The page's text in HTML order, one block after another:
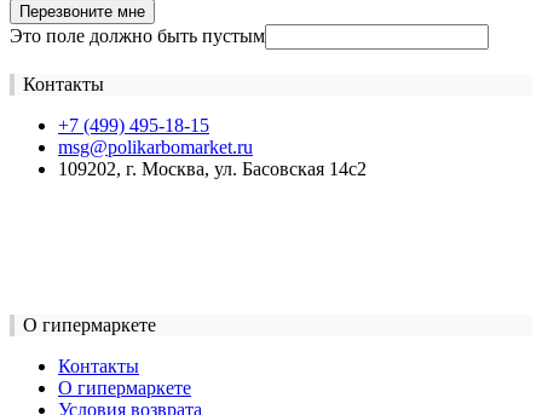
Перезвоните мне
Это поле должно быть пустым
Контакты
+7 (499) 495-18-15
msg@polikarbomarket.ru
109202, г. Москва, ул. Басовская 14с2
О гипермаркете
Контакты
О гипермаркете
Условия возврата